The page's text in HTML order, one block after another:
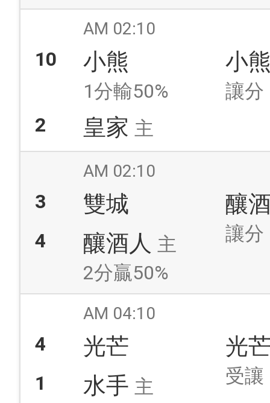
AM 02:10
10 小熊
1分輸50%
2
皇家 主
小
讓分
AM 02:10
3 雙城
4 釀酒人 主
2分贏50%
釀
讓分
AM 04:10
4 光芒
1 水手 主
光
受讓